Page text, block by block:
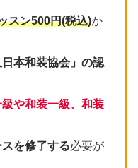
スン500円(税込)か
日本和装協会」の認
や和装一級、和装
を修了する必要が